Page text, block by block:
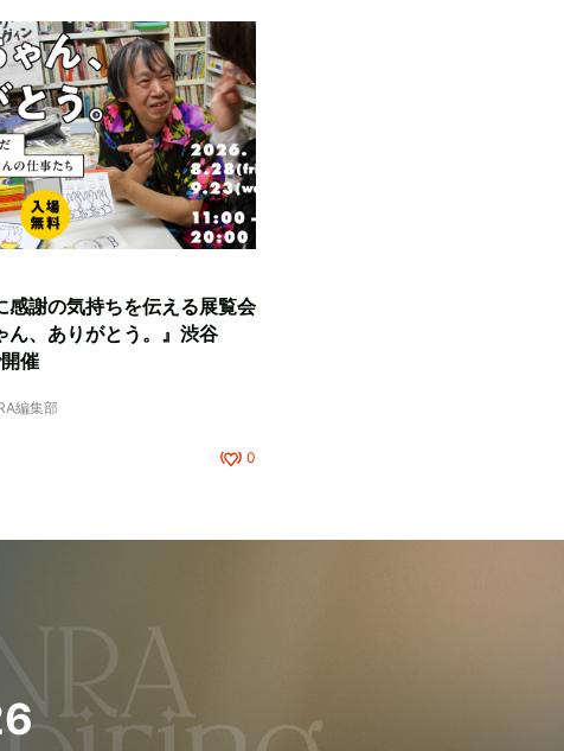
感謝の気持ちを伝える展覧会
ん、ありがとう。』渋谷
催
編集部
0